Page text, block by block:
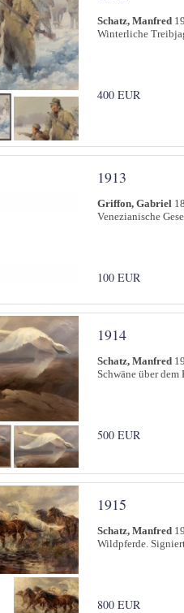
Schatz, Manfred
Winterliche
400 EUR
1913
Griffon, Gabriel
Venezianische
100 EUR
1914
Schatz, Manfred
Schwäne über
500 EUR
1915
Schatz, Manfred
Wildpferde.
800 EUR